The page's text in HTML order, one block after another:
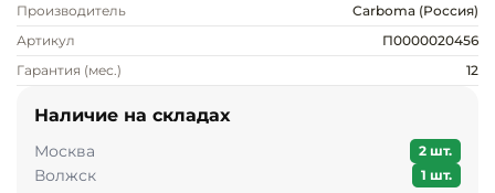
Весовое
химчисток
Производитель
Carboma (Россия)
Артикул
П0000020456
Гарантия (мес.)
12
Наличие на складах
Москва 2 шт.
Волжск 1 шт.